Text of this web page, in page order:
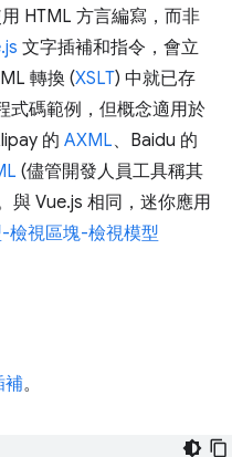
HTML 方言編寫，而非
文字插補和指令，會立
轉換 (XSLT) 中就已存
式碼範例，但概念適用於
的 AXML、Baidu 的
(儘管開發人員工具稱其
與 Vue.js 相同，迷你應用
檢視區塊-檢視模型
補。